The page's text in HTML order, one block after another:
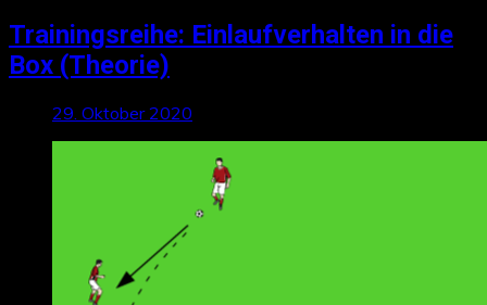
Trainingsreihe: Einlaufverhalten in die
Box (Theorie)
29. Oktober 2020